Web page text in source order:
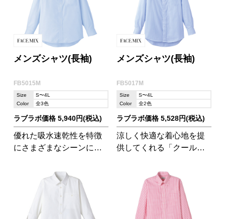
メンズシャツ(長袖)
FB5015M
Size
S〜4L
Color
全3色
ラブラボ価格 5,940円(税込)
優れた吸水速乾性を特徴
にさまざまなシーンに対
ルマックス?ファブリッ
ク」を使用した長袖シャ
メンズシャツ(長袖)
FB5017M
Size
S〜4L
Color
全2色
ラブラボ価格 5,528円(税込)
涼しく快適な着心地を提
供してくれる「クールマ
材を使用。ストライプ柄
で、着心地だけでなく見
た目も涼しげです。